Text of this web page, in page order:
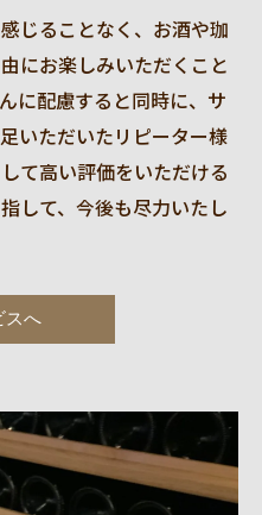
じることなく、お酒や珈
にお楽しみいただくこと
に配慮すると同時に、サ
いただいたリピーター様
て高い評価をいただける
して、今後も尽力いたし
スへ